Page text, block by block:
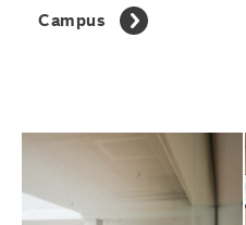
Campus